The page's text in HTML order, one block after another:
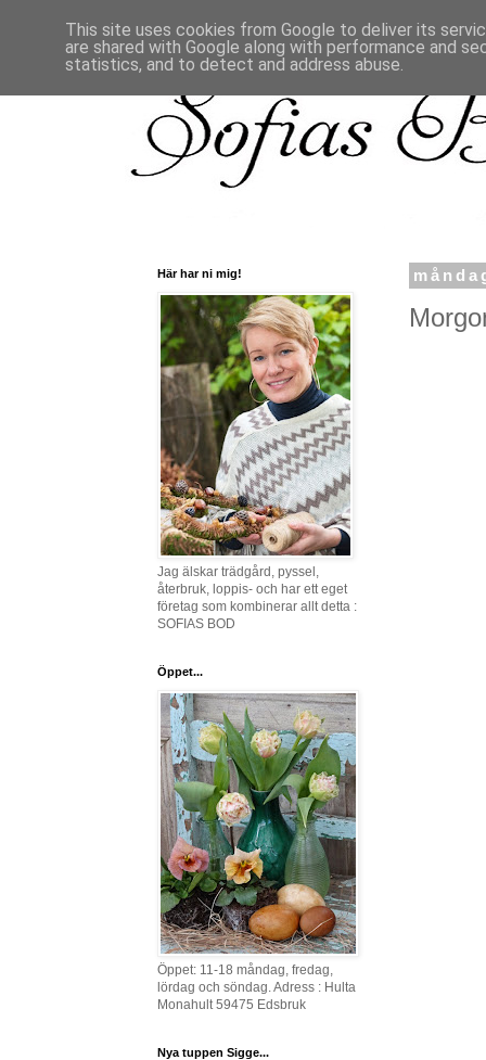
Här har ni mig!
Jag älskar trädgård, pyssel,
återbruk, loppis- och har ett eget
företag som kombinerar allt detta :
SOFIAS BOD
Öppet...
Öppet: 11-18 måndag, fredag,
lördag och söndag. Adress : Hulta
Monahult 59475 Edsbruk
Nya tuppen Sigge...
This site uses cookies from Google to deliver its
are shared with Google along with performance and
statistics, and to detect and address abuse.